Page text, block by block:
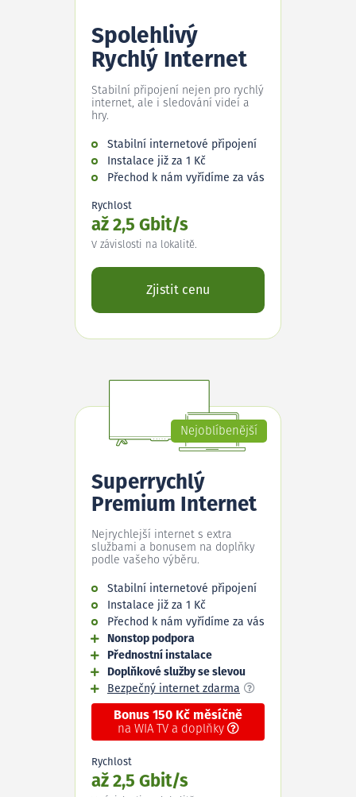
Spolehlivý
Rychlý Internet
Stabilní připojení nejen pro rychlý
internet, ale i sledování videí a
hry.
Stabilní internetové připojení
Instalace již za 1 Kč
Přechod k nám vyřídíme za vás
Rychlost
až 2,5 Gbit/s
V závislosti na lokalitě.
Zjistit cenu
Nejoblíbenější
Superrychlý
Premium Internet
Nejrychlejší internet s extra
službami a bonusem na doplňky
podle vašeho výběru.
Stabilní internetové připojení
Instalace již za 1 Kč
Přechod k nám vyřídíme za vás
Nonstop podpora
Přednostní instalace
Doplňkové služby se slevou
Bezpečný internet zdarma
Bonus 150 Kč měsíčně
na WIA TV a doplňky
Rychlost
až 2,5 Gbit/s